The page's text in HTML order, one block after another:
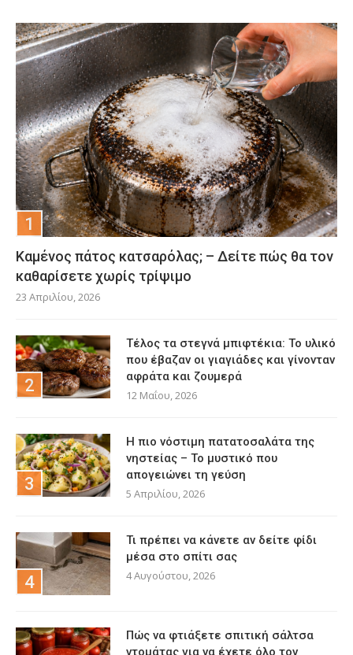
Καμένος πάτος κατσαρόλας; – Δείτε πώς θα τον
καθαρίσετε χωρίς τρίψιμο
23 Απριλίου, 2026
Τέλος τα στεγνά μπιφτέκια: Το υλικό
που έβαζαν οι γιαγιάδες και γίνονταν
αφράτα και ζουμερά
12 Μαΐου, 2026
Η πιο νόστιμη πατατοσαλάτα της
νηστείας – Το μυστικό που
απογειώνει τη γεύση
5 Απριλίου, 2026
Τι πρέπει να κάνετε αν δείτε φίδι
μέσα στο σπίτι σας
4 Αυγούστου, 2026
Πώς να φτιάξετε σπιτική σάλτσα
ντομάτας για να έχετε όλο τον